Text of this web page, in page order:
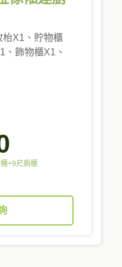
X1、貯物櫃
、飾物櫃X1、
+9尺廁櫃